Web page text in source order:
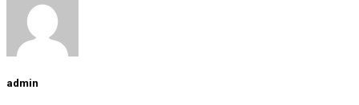
admin